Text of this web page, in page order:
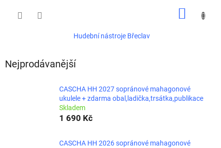
Hudební nástroje Břeclav
Nejprodávanější
CASCHA HH 2027 sopránové mahagonové
ukulele + zdarma obal,ladička,trsátka,publikace
Skladem
1 690 Kč
CASCHA HH 2026 sopránové mahagonové